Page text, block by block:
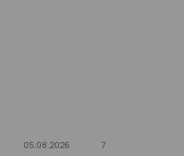
05.08.2026 7